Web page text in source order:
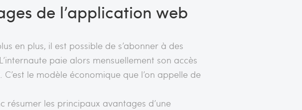
de l’application web
en plus, il est possible de s’abonner à des
paie alors mensuellement son accès
C’est le modèle économique que l’on appelle de
résumer les principaux avantages d’une